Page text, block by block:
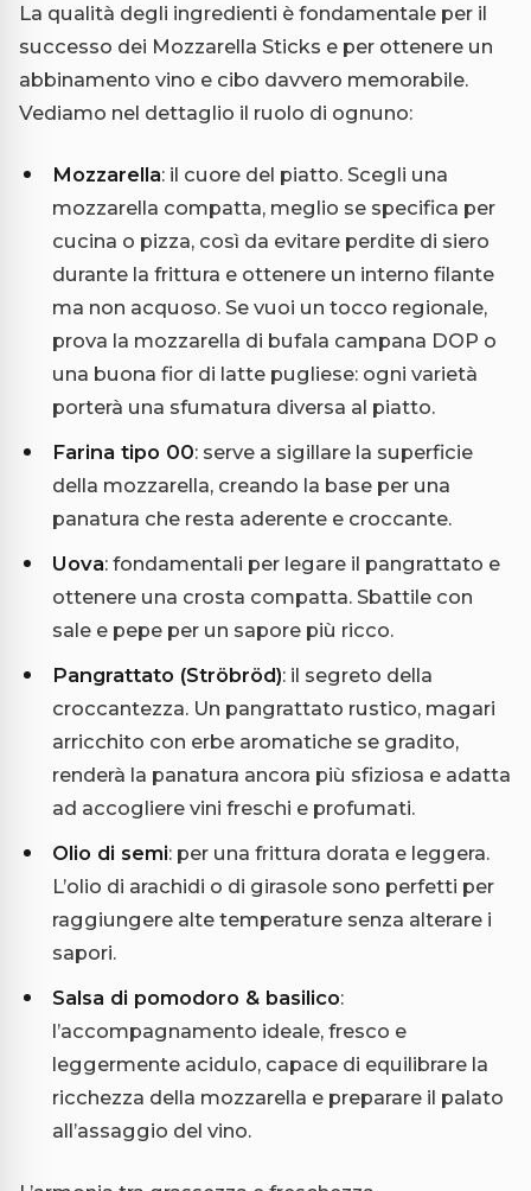
La qualità degli ingredienti è fondamentale per il
successo dei Mozzarella Sticks e per ottenere un
abbinamento vino e cibo davvero memorabile.
Vediamo nel dettaglio il ruolo di ognuno:
Mozzarella: il cuore del piatto. Scegli una
mozzarella compatta, meglio se specifica per
cucina o pizza, così da evitare perdite di siero
durante la frittura e ottenere un interno filante
ma non acquoso. Se vuoi un tocco regionale,
prova la mozzarella di bufala campana DOP o
una buona fior di latte pugliese: ogni varietà
porterà una sfumatura diversa al piatto.
Farina tipo 00: serve a sigillare la superficie
della mozzarella, creando la base per una
panatura che resta aderente e croccante.
Uova: fondamentali per legare il pangrattato e
ottenere una crosta compatta. Sbattile con
sale e pepe per un sapore più ricco.
Pangrattato (Ströbröd): il segreto della
croccantezza. Un pangrattato rustico, magari
arricchito con erbe aromatiche se gradito,
renderà la panatura ancora più sfiziosa e adatta
ad accogliere vini freschi e profumati.
Olio di semi: per una frittura dorata e leggera.
L’olio di arachidi o di girasole sono perfetti per
raggiungere alte temperature senza alterare i
sapori.
Salsa di pomodoro & basilico:
l’accompagnamento ideale, fresco e
leggermente acidulo, capace di equilibrare la
ricchezza della mozzarella e preparare il palato
all’assaggio del vino.